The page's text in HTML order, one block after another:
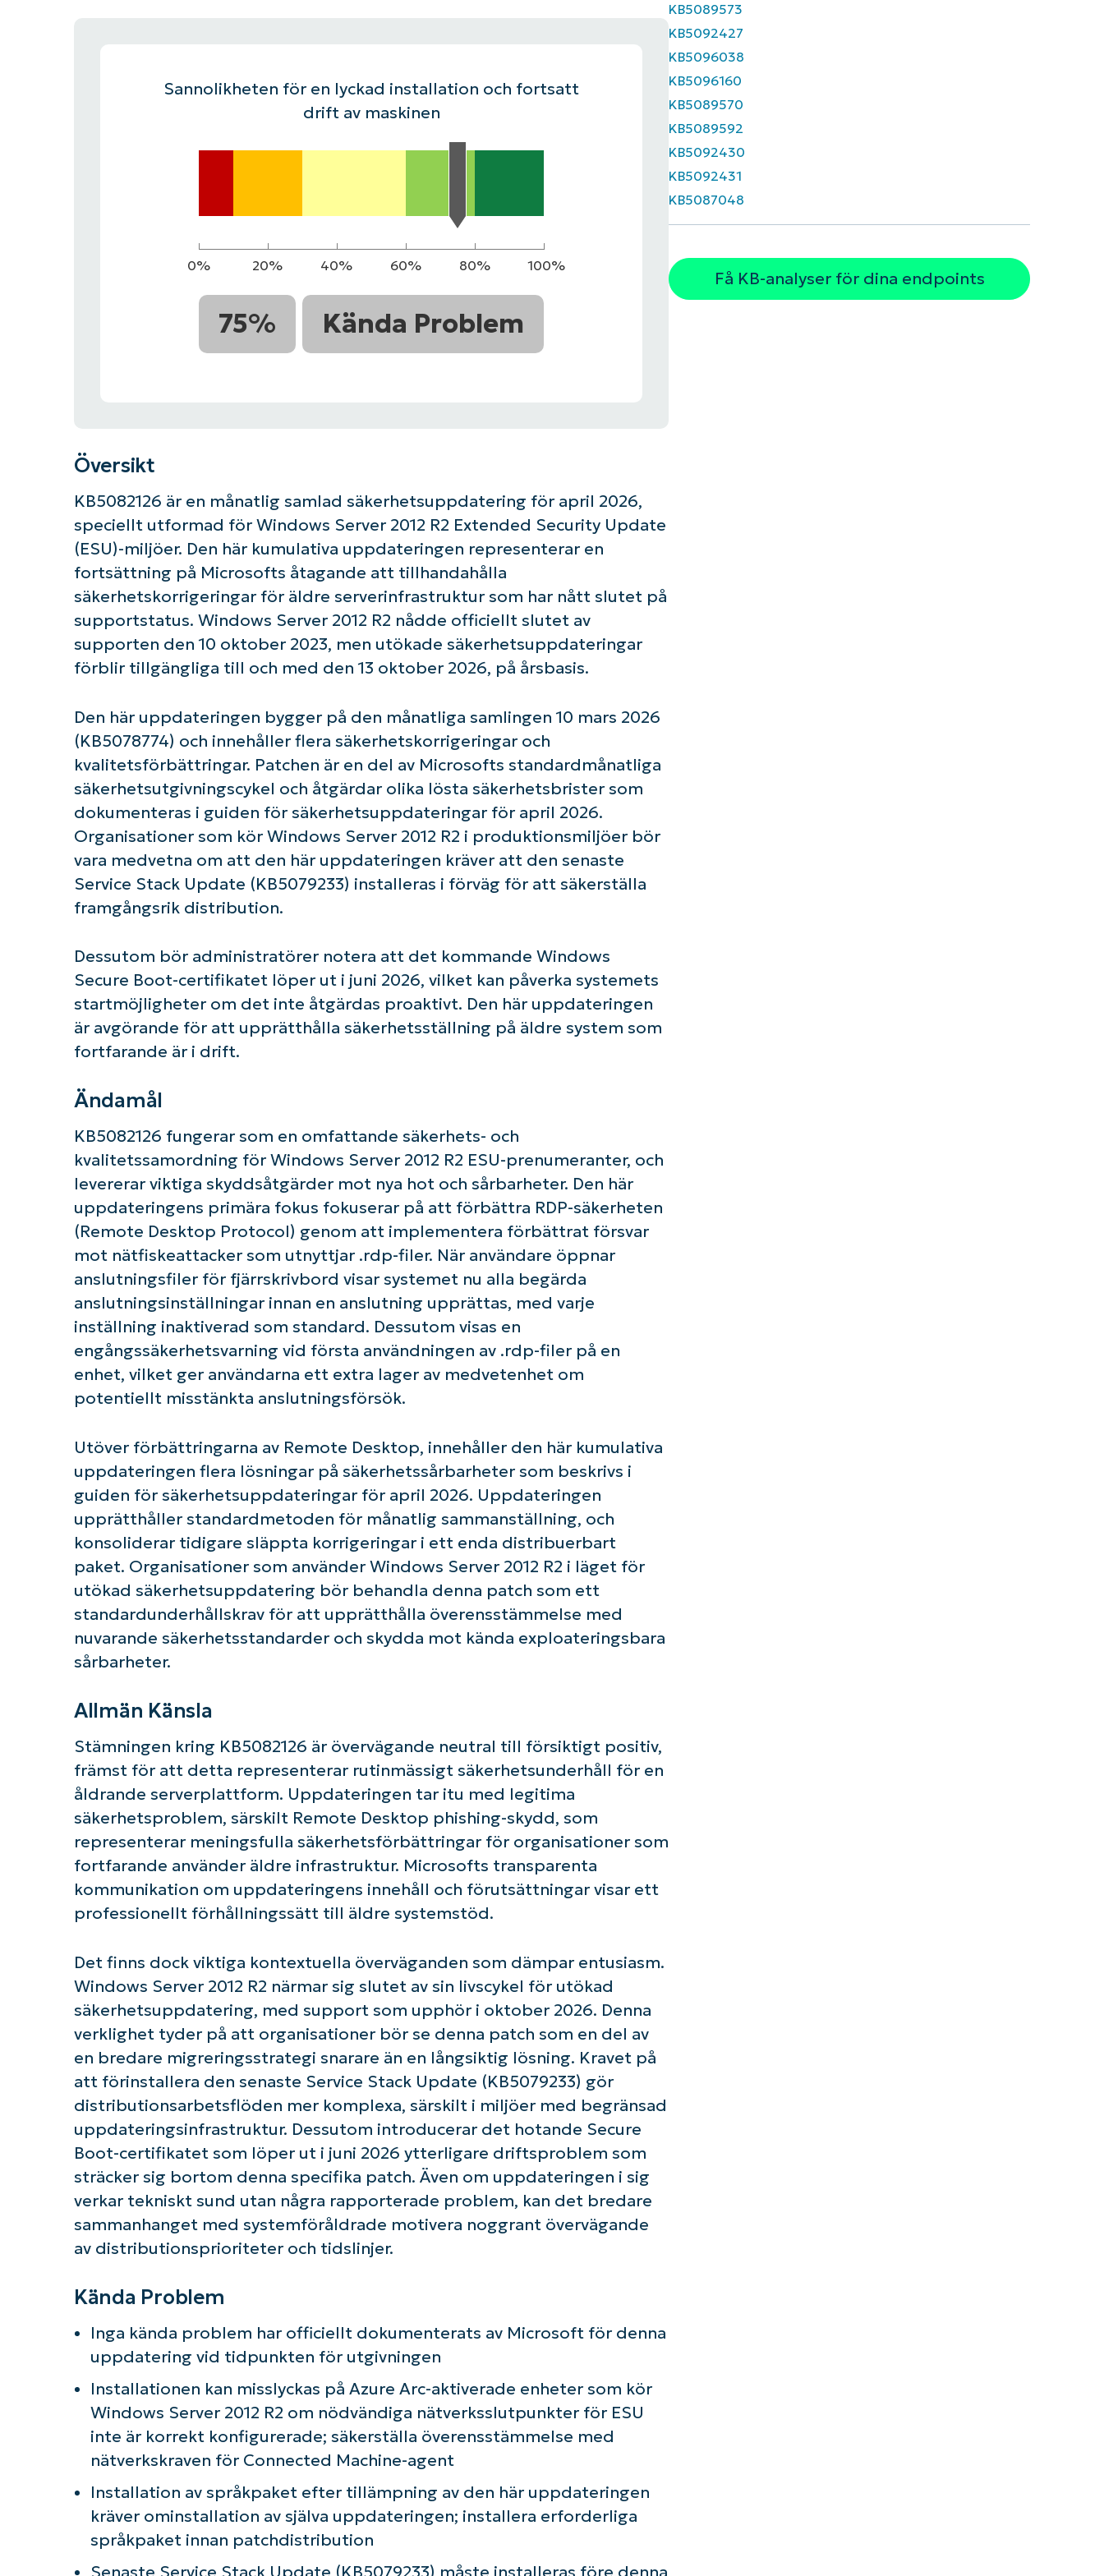
Sannolikheten för en lyckad installation och fortsatt
drift av maskinen
0% 20% 40% 60% 80% 100%
75% Kända Problem
Översikt
KB5082126 är en månatlig samlad säkerhetsuppdatering för april 2026,
speciellt utformad för Windows Server 2012 R2 Extended Security Update
(ESU)-miljöer. Den här kumulativa uppdateringen representerar en
fortsättning på Microsofts åtagande att tillhandahålla
säkerhetskorrigeringar för äldre serverinfrastruktur som har nått slutet på
supportstatus. Windows Server 2012 R2 nådde officiellt slutet av
supporten den 10 oktober 2023, men utökade säkerhetsuppdateringar
förblir tillgängliga till och med den 13 oktober 2026, på årsbasis.
Den här uppdateringen bygger på den månatliga samlingen 10 mars 2026
(KB5078774) och innehåller flera säkerhetskorrigeringar och
kvalitetsförbättringar. Patchen är en del av Microsofts standardmånatliga
säkerhetsutgivningscykel och åtgärdar olika lösta säkerhetsbrister som
dokumenteras i guiden för säkerhetsuppdateringar för april 2026.
Organisationer som kör Windows Server 2012 R2 i produktionsmiljöer bör
vara medvetna om att den här uppdateringen kräver att den senaste
Service Stack Update (KB5079233) installeras i förväg för att säkerställa
framgångsrik distribution.
Dessutom bör administratörer notera att det kommande Windows
Secure Boot-certifikatet löper ut i juni 2026, vilket kan påverka systemets
startmöjligheter om det inte åtgärdas proaktivt. Den här uppdateringen
är avgörande för att upprätthålla säkerhetsställning på äldre system som
fortfarande är i drift.
Ändamål
KB5082126 fungerar som en omfattande säkerhets- och
kvalitetssamordning för Windows Server 2012 R2 ESU-prenumeranter, och
levererar viktiga skyddsåtgärder mot nya hot och sårbarheter. Den här
uppdateringens primära fokus fokuserar på att förbättra RDP-säkerheten
(Remote Desktop Protocol) genom att implementera förbättrat försvar
mot nätfiskeattacker som utnyttjar .rdp-filer. När användare öppnar
anslutningsfiler för fjärrskrivbord visar systemet nu alla begärda
anslutningsinställningar innan en anslutning upprättas, med varje
inställning inaktiverad som standard. Dessutom visas en
engångssäkerhetsvarning vid första användningen av .rdp-filer på en
enhet, vilket ger användarna ett extra lager av medvetenhet om
potentiellt misstänkta anslutningsförsök.
Utöver förbättringarna av Remote Desktop, innehåller den här kumulativa
uppdateringen flera lösningar på säkerhetssårbarheter som beskrivs i
guiden för säkerhetsuppdateringar för april 2026. Uppdateringen
upprätthåller standardmetoden för månatlig sammanställning, och
konsoliderar tidigare släppta korrigeringar i ett enda distribuerbart
paket. Organisationer som använder Windows Server 2012 R2 i läget för
utökad säkerhetsuppdatering bör behandla denna patch som ett
standardunderhållskrav för att upprätthålla överensstämmelse med
nuvarande säkerhetsstandarder och skydda mot kända exploateringsbara
sårbarheter.
Allmän Känsla
Stämningen kring KB5082126 är övervägande neutral till försiktigt positiv,
främst för att detta representerar rutinmässigt säkerhetsunderhåll för en
åldrande serverplattform. Uppdateringen tar itu med legitima
säkerhetsproblem, särskilt Remote Desktop phishing-skydd, som
representerar meningsfulla säkerhetsförbättringar för organisationer som
fortfarande använder äldre infrastruktur. Microsofts transparenta
kommunikation om uppdateringens innehåll och förutsättningar visar ett
professionellt förhållningssätt till äldre systemstöd.
Det finns dock viktiga kontextuella överväganden som dämpar entusiasm.
Windows Server 2012 R2 närmar sig slutet av sin livscykel för utökad
säkerhetsuppdatering, med support som upphör i oktober 2026. Denna
verklighet tyder på att organisationer bör se denna patch som en del av
en bredare migreringsstrategi snarare än en långsiktig lösning. Kravet på
att förinstallera den senaste Service Stack Update (KB5079233) gör
distributionsarbetsflöden mer komplexa, särskilt i miljöer med begränsad
uppdateringsinfrastruktur. Dessutom introducerar det hotande Secure
Boot-certifikatet som löper ut i juni 2026 ytterligare driftsproblem som
sträcker sig bortom denna specifika patch. Även om uppdateringen i sig
verkar tekniskt sund utan några rapporterade problem, kan det bredare
sammanhanget med systemföråldrade motivera noggrant övervägande
av distributionsprioriteter och tidslinjer.
Kända Problem
Inga kända problem har officiellt dokumenterats av Microsoft för denna
uppdatering vid tidpunkten för utgivningen
Installationen kan misslyckas på Azure Arc-aktiverade enheter som kör
Windows Server 2012 R2 om nödvändiga nätverksslutpunkter för ESU
inte är korrekt konfigurerade; säkerställa överensstämmelse med
nätverkskraven för Connected Machine-agent
Installation av språkpaket efter tillämpning av den här uppdateringen
kräver ominstallation av själva uppdateringen; installera erforderliga
språkpaket innan patchdistribution
Senaste Service Stack Update (KB5079233) måste installeras före denna
KB5089573
KB5092427
KB5096038
KB5096160
KB5089570
KB5089592
KB5092430
KB5092431
KB5087048
Få KB-analyser för dina endpoints
Kom igång med NinjaOne AI-drivna KB-analyser!
and
last
name*
Phone
number*
Country
Company